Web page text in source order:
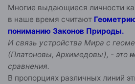
Многие выдающиеся личности
в наше время считают
пониманию Законов Природы.
И связь устройства Мира с
(Платоновы, Архимедовы), - это
сравнения.
В пропорциях различных линий